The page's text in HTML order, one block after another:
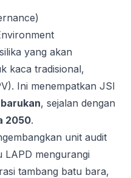
yang akan
kaca tradisional,
Ini menempatkan JSI
, sejalan dengan
2050.
unit audit
LAPD mengurangi
tambang batu bara,